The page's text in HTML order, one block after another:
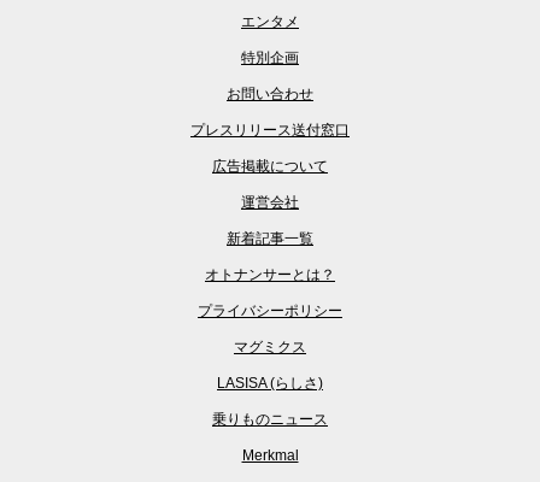
エンタメ
特別企画
お問い合わせ
プレスリリース送付窓口
広告掲載について
運営会社
新着記事一覧
オトナンサーとは？
プライバシーポリシー
マグミクス
LASISA (らしさ)
乗りものニュース
Merkmal